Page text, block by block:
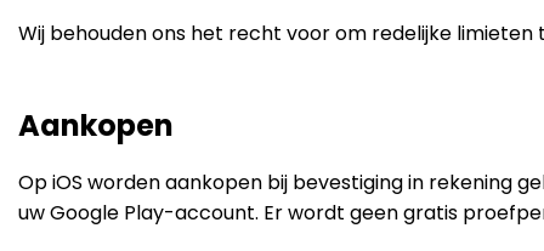
Wij behouden ons het recht voor om redelijke
Aankopen
Op iOS worden aankopen bij bevestiging in rekening
uw Google Play-account. Er wordt geen gratis